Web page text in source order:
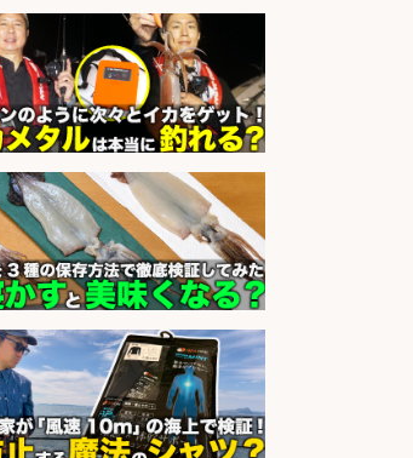
屋/調理見習い・調理補助/
理×おでんの和食居酒屋
ッフ
ナのハチベエ 矢場町店
sponsored by 求人ボックス
り具メーカーでの営業
トのお仕事/残業なし/即
業事務/軽作業
会社パソナ
sponsored by 求人ボックス